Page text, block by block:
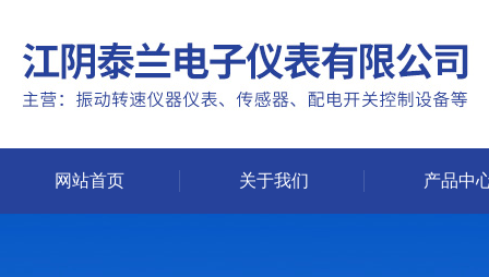
网站首页 关于我们 产品中